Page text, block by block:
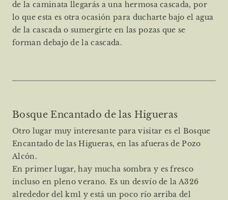
de la caminata llegarás a una hermosa cascada, por
lo que esta es otra ocasión para ducharte bajo el agua
de la cascada o sumergirte en las pozas que se
forman debajo de la cascada.
Bosque Encantado de las Higueras
Otro lugar muy interesante para visitar es el Bosque
Encantado de las Higueras, en las afueras de Pozo
Alcón.
En primer lugar, hay mucha sombra y es fresco
incluso en pleno verano. Es un desvío de la A326
alrededor del km1 y está un poco río arriba del